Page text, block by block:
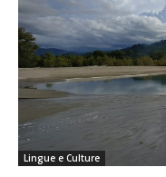
Lingue e Culture